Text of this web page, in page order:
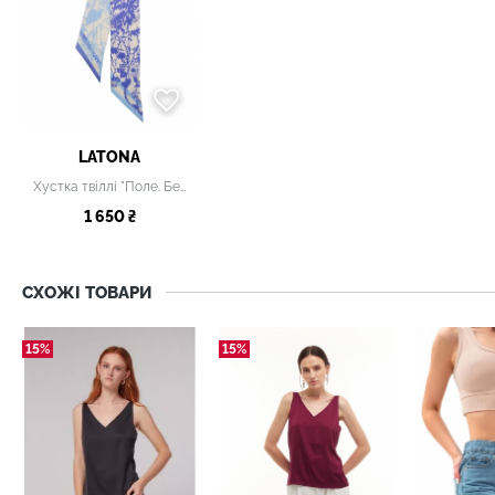
LATONA
1 650 ₴
СХОЖІ ТОВАРИ
15% 15%